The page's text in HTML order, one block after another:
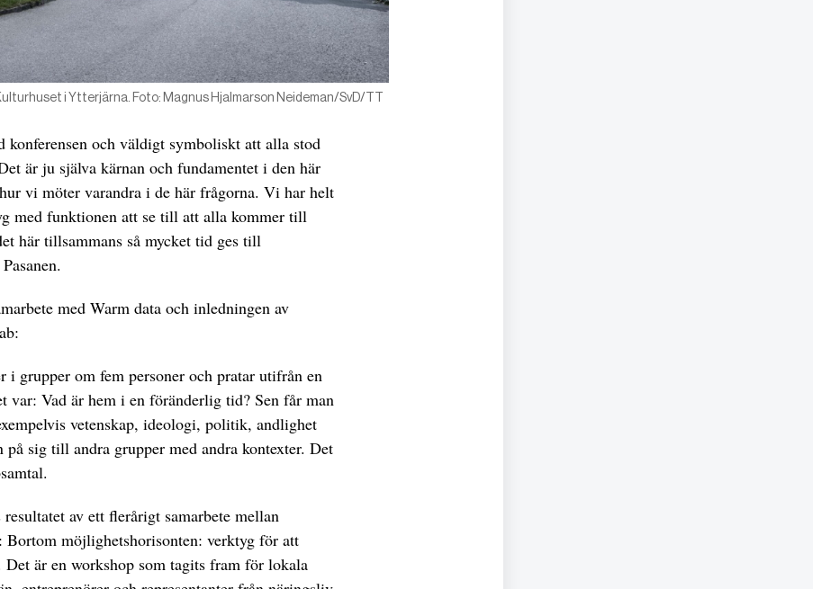
i Ytterjärna. Foto: Magnus Hjalmarson Neideman/SvD/TT
konferensen och väldigt symboliskt att alla stod
är ju själva kärnan och fundamentet i den här
vi möter varandra i de här frågorna. Vi har helt
med funktionen att se till att alla kommer till
här tillsammans så mycket tid ges till
med Warm data och inledningen av
i grupper om fem personer och pratar utifrån en
var: Vad är hem i en föränderlig tid? Sen får man
vetenskap, ideologi, politik, andlighet
sig till andra grupper med andra kontexter. Det
resultatet av ett flerårigt samarbete mellan
möjlighetshorisonten: verktyg för att
är en workshop som tagits fram för lokala